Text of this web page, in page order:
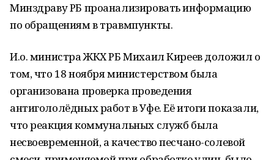
Минздраву РБ проанализировать информацию
по обращениям в травмпункты.
И.о. министра ЖКХ РБ Михаил Киреев доложил о
том, что 18 ноября министерством была
организована проверка проведения
антигололёдных работ в Уфе. Её итоги показали,
что реакция коммунальных служб была
несвоевременной, а качество песчано-солевой